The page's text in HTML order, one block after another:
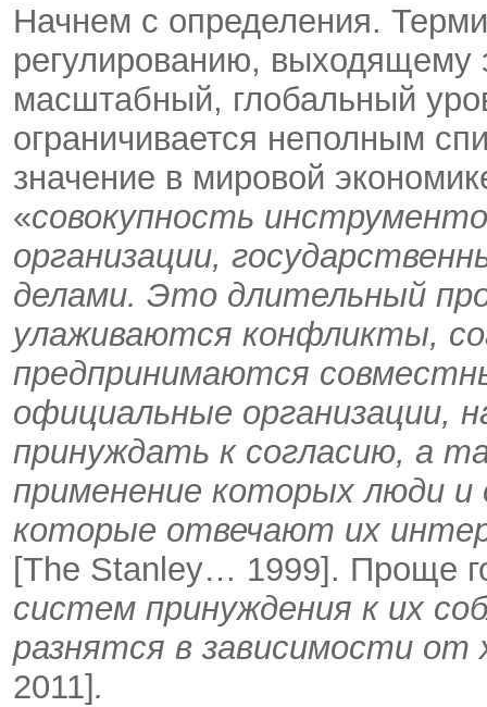
Начнем с определения.
регулированию, выходящему
масштабный, глобальный
ограничивается неполным
значение в мировой
«совокупность
организации,
делами. Это длительный
улаживаются конфликты,
предпринимаются
официальные организации,
принуждать к согласию, а
применение которых люди и
которые отвечают их
[The Stanley… 1999]. Проще
систем принуждения к их
разнятся в зависимости от
2011].